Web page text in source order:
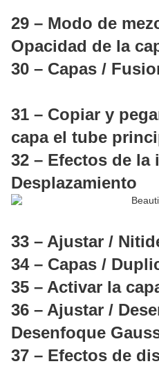
29 – Modo de
Opacidad de la
30 – Capas /
31 – Copiar y
capa el tube
32 – Efectos de la
Desplazamiento
33 – Ajustar /
34 – Capas /
35 – Activar la
36 – Ajustar /
Desenfoque
37 – Efectos de